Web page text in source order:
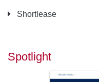
Shortlease
Spotlight